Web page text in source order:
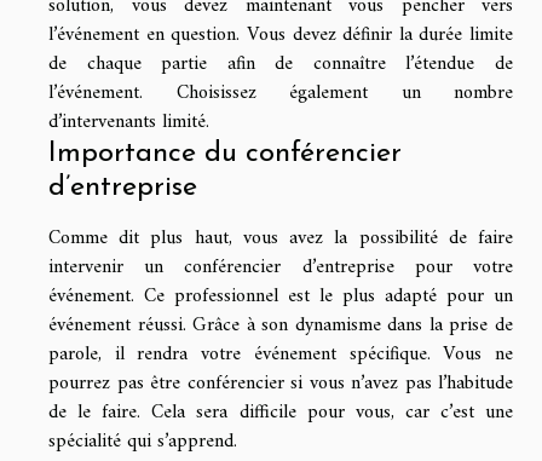
l’événement en question. Vous devez définir la durée limite
de chaque partie afin de connaître l’étendue de
l’événement. Choisissez également un nombre
d’intervenants limité.
Importance du conférencier
d’entreprise
Comme dit plus haut, vous avez la possibilité de faire
intervenir un conférencier d’entreprise pour votre
événement. Ce professionnel est le plus adapté pour un
événement réussi. Grâce à son dynamisme dans la prise de
parole, il rendra votre événement spécifique. Vous ne
pourrez pas être conférencier si vous n’avez pas l’habitude
de le faire. Cela sera difficile pour vous, car c’est une
spécialité qui s’apprend.